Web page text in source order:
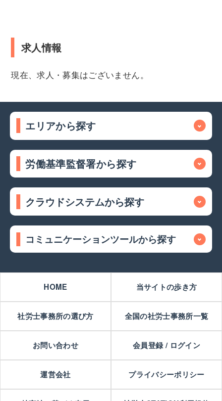
求人情報
現在、求人・募集はございません。
エリアから探す
労働基準監督署から探す
クラウドシステムから探す
コミュニケーションツールから探す
HOME 当サイトの歩き方
社労士事務所の選び方 全国の社労士事務所一覧
お問い合わせ 会員登録 / ログイン
運営会社 プライバシーポリシー